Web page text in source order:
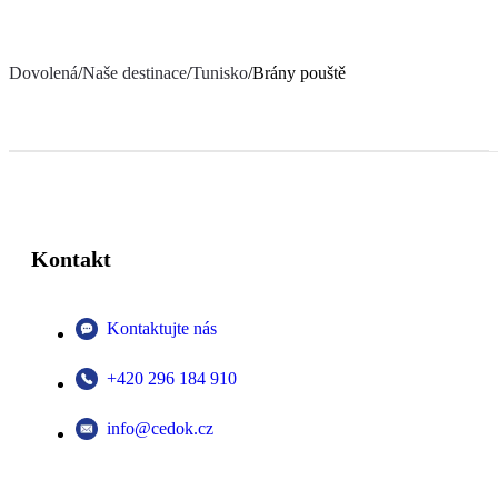
Dovolená/Naše destinace/Tunisko/Brány pouště
Kontakt
Kontaktujte nás
+420 296 184 910
info@cedok.cz